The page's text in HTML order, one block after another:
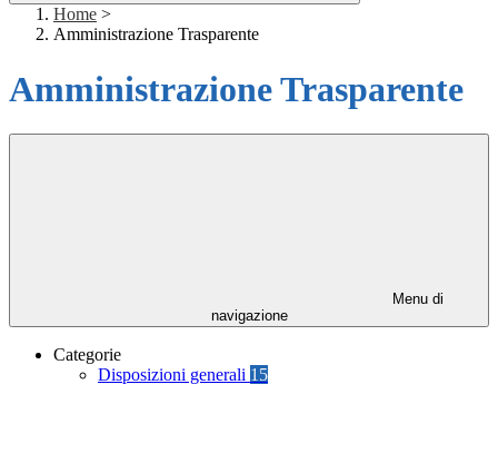
Home >
Amministrazione Trasparente
Amministrazione Trasparente
Menu di
navigazione
Categorie
Disposizioni generali 15